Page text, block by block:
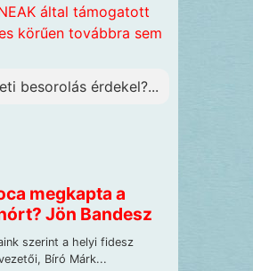
által támogatott
körűen továbbra sem
besorolás érdekel?...